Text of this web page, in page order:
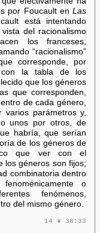
por Foucault enLas
está intentando
del racionalismo
los franceses,
“racionalismo”
corresponde, por
con la tabla de los
que los géneros
que corresponden,
de cada género,
varios parámetros y,
unos por otros, de
habría, que serían
de los géneros de
que ver con el
los géneros son fijos;
combinatoria dentro
o
fenómenos,
del mismo género.
14 ❦ 36:33